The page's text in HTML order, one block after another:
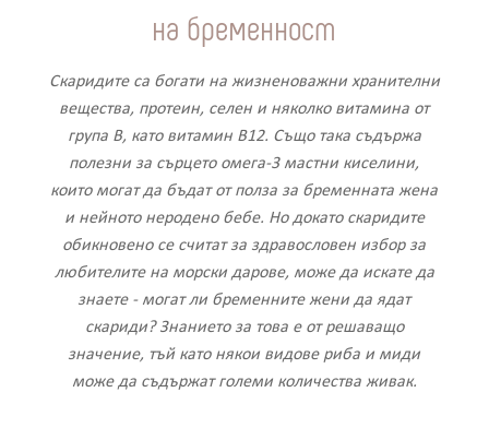
на бременност
Скаридите са богати на жизненоважни хранителни
вещества, протеин, селен и няколко витамина от
група В, като витамин В12. Също така съдържа
полезни за сърцето омега-3 мастни киселини,
които могат да бъдат от полза за бременната жена
и нейното неродено бебе. Но докато скаридите
обикновено се считат за здравословен избор за
любителите на морски дарове, може да искате да
знаете - могат ли бременните жени да ядат
скариди? Знанието за това е от решаващо
значение, тъй като някои видове риба и миди
може да съдържат големи количества живак.